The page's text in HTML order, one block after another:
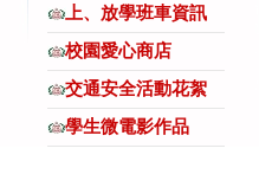
上、放學班車資訊
校園愛心商店
交通安全活動花絮
學生微電影作品